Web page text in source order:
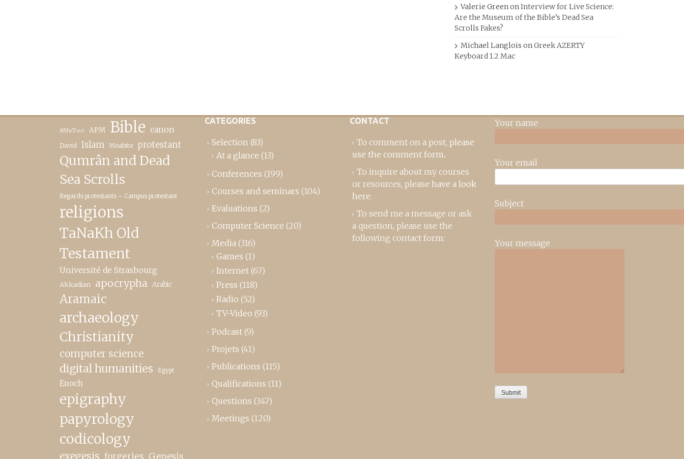
Valerie GreenonInterview for Live Science:
Are the Museum of the Bible’s Dead Sea
Scrolls Fakes?
Michael Langlois onGreek AZERTY
Keyboard 1.2 Mac
#MeToo APM Bible canon
David Islam Moabite protestant
Qumrân and Dead
Sea Scrolls
Regards protestants – Campus protestant
religions
TaNaKh Old
Testament
Université de Strasbourg
Akkadian apocrypha Arabic
Aramaic
archaeology
Christianity
computer science
digital humanities Egypt
Enoch
epigraphy
papyrology
codicology
exegesis forgeries Genesis
CATEGORIES
Selection (83)
At a glance (13)
Conferences (199)
Courses and seminars (104)
Evaluations (2)
Computer Science (20)
Media (316)
Games (1)
Internet (67)
Press (118)
Radio (52)
TV-Video (93)
Podcast (9)
Projets (41)
Publications (115)
Qualifications (11)
Questions (347)
Meetings (120)
CONTACT
To comment on a post, please
use the comment form..
To inquire about my courses
or resources, please have a look
here.
To send me a message or ask
a question, please use the
following contact form:
Your name
Your email
Subject
Your message